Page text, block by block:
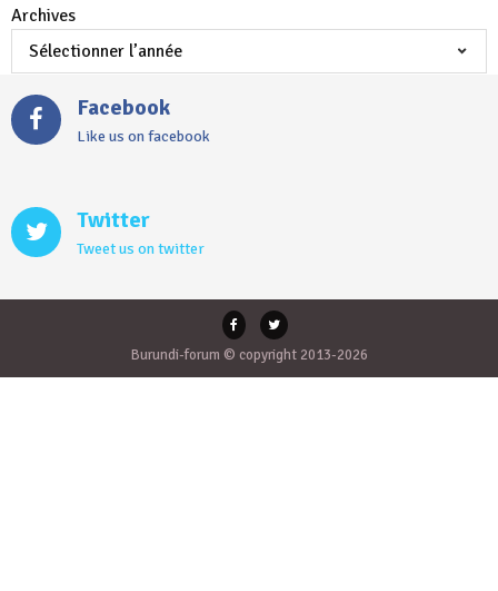
Archives
Facebook
Like us on facebook
Twitter
Tweet us on twitter
Burundi-forum © copyright 2013-2026